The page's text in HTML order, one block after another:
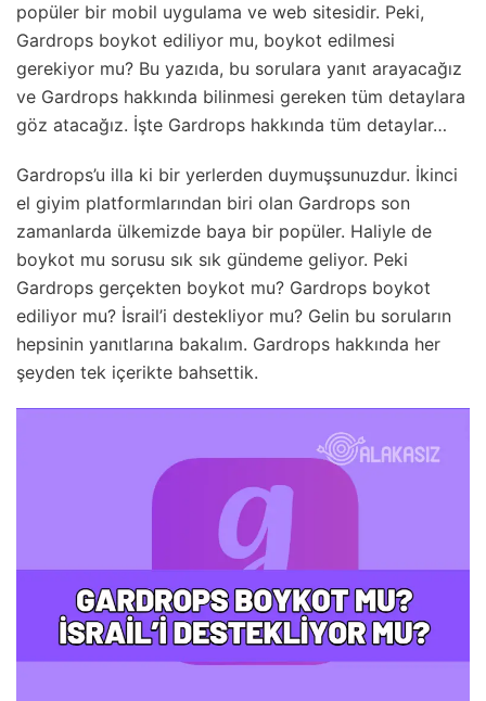
popüler bir mobil uygulama ve web sitesidir. Peki,
Gardrops boykot ediliyor mu, boykot edilmesi
gerekiyor mu? Bu yazıda, bu sorulara yanıt arayacağız
ve Gardrops hakkında bilinmesi gereken tüm detaylara
göz atacağız. İşte Gardrops hakkında tüm detaylar…
Gardrops’u illa ki bir yerlerden duymuşsunuzdur. İkinci
el giyim platformlarından biri olan Gardrops son
zamanlarda ülkemizde baya bir popüler. Haliyle de
boykot mu sorusu sık sık gündeme geliyor. Peki
Gardrops gerçekten boykot mu? Gardrops boykot
ediliyor mu? İsrail’i destekliyor mu? Gelin bu soruların
hepsinin yanıtlarına bakalım. Gardrops hakkında her
şeyden tek içerikte bahsettik.